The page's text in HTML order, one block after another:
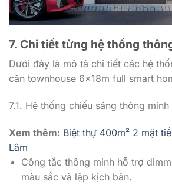
7. Chi tiết từng hệ thống
Dưới đây là mô tả chi tiết các hệ
căn townhouse 6x18m full smart
7.1. Hệ thống chiếu sáng thông minh
Xem thêm: Biệt thự 400m² 2 mặt
Lâm
Công tắc thông minh hỗ trợ
màu sắc và lập kịch bản.